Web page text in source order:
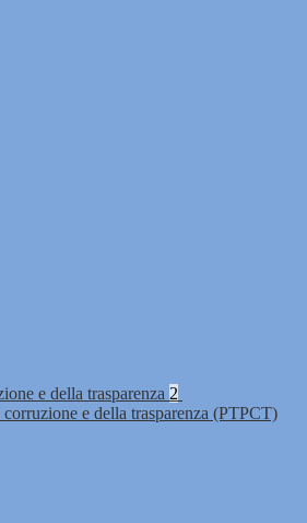
e della trasparenza 2
e della trasparenza (PTPCT)